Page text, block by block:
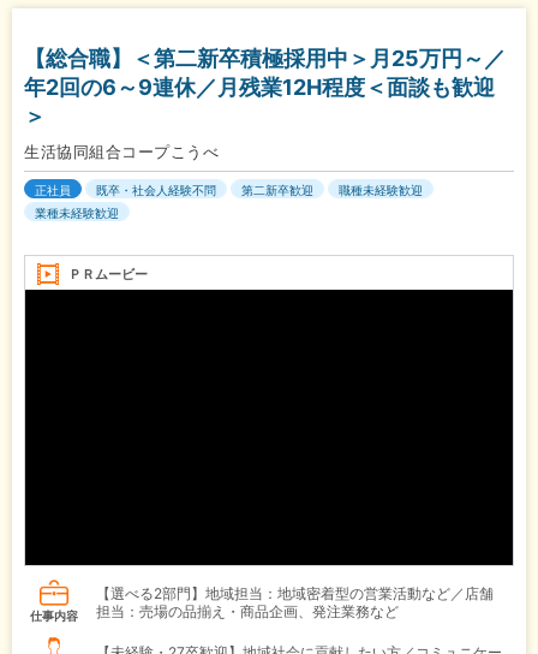
【総合職】＜第二新卒積極採用中＞月25万円～／
年2回の6～9連休／月残業12H程度＜面談も歓迎
＞
生活協同組合コープこうべ
正社員 既卒・社会人経験不問 第二新卒歓迎
職種未経験歓迎
業種未経験歓迎
ＰＲムービー
仕事内容
【選べる2部門】地域担当：地域密着型の営業活動など／店舗
担当：売場の品揃え・商品企画、発注業務など